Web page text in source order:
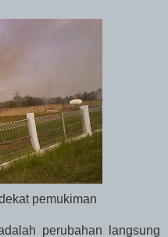
pemukiman
perubahan langsung